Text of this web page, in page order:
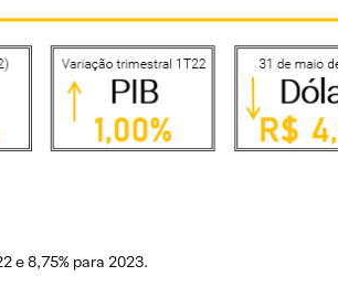
e 8,75% para 2023.